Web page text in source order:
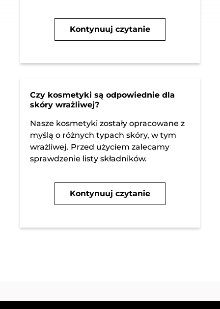
Kontynuuj czytanie
Czy kosmetyki są odpowiednie dla
skóry wrażliwej?
Nasze kosmetyki zostały opracowane z
myślą o różnych typach skóry, w tym
wrażliwej. Przed użyciem zalecamy
sprawdzenie listy składników.
Kontynuuj czytanie